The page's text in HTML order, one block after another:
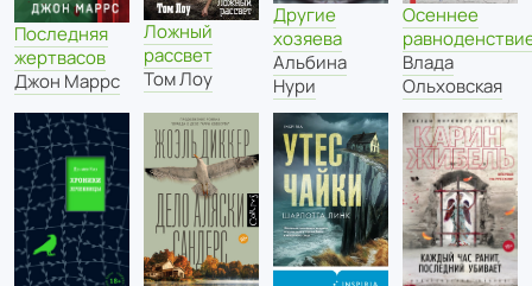
Последняя
жертвасов
Джон Маррс
Ложный
рассвет
Том Лоу
Другие
хозяева
Альбина
Нури
Осеннее
Влада
Ольховская